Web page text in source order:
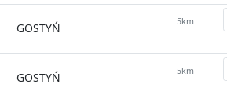
GOSTYŃ 5km
GOSTYŃ 5km